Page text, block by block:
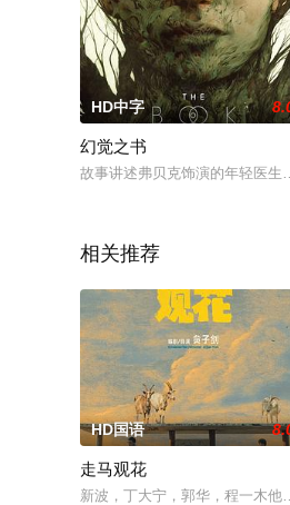
HD中字
幻觉之书
故事讲述弗贝克饰演的年轻医生
相关推荐
HD国语
走马观花
新波，丁大宁，郭华，程一木